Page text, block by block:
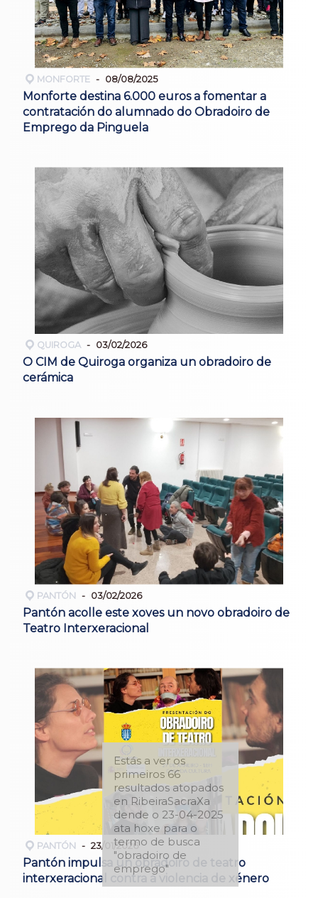
MONFORTE 08/08/2025
Monforte destina 6.000 euros a fomentar a
contratación do alumnado do Obradoiro de
Emprego da Pinguela
QUIROGA 03/02/2026
O CIM de Quiroga organiza un obradoiro de
cerámica
PANTÓN 03/02/2026
Pantón acolle este xoves un novo obradoiro de
Teatro Interxeracional
PANTÓN 23/01/2026
Pantón impulsa un obradoiro de teatro
interxeracional contra a violencia de xénero
Estás a ver os
primeiros 66
resultados atopados
en RibeiraSacraXa
dende o 23-04-2025
ata hoxe para o
termo de busca
"obradoiro de
emprego"